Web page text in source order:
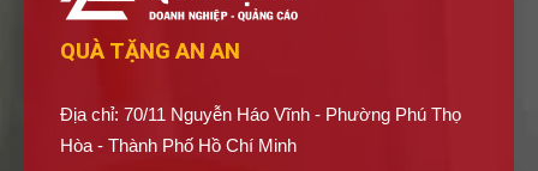
QUÀ TẶNG AN AN
Địa chỉ: 70/11 Nguyễn Háo Vĩnh - Phường Phú Thọ
Hòa - Thành Phố Hồ Chí Minh